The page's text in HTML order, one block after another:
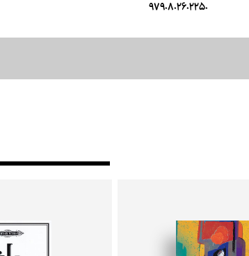
9790802602250